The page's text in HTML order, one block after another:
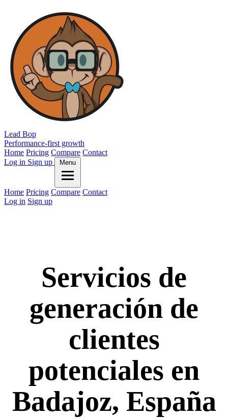
Lead Bop
Performance-first growth
Home Pricing Compare Contact
Log in Sign up Menu
Home Pricing Compare Contact
Log in Sign up
Servicios de
generación de
clientes
potenciales en
Badajoz, España